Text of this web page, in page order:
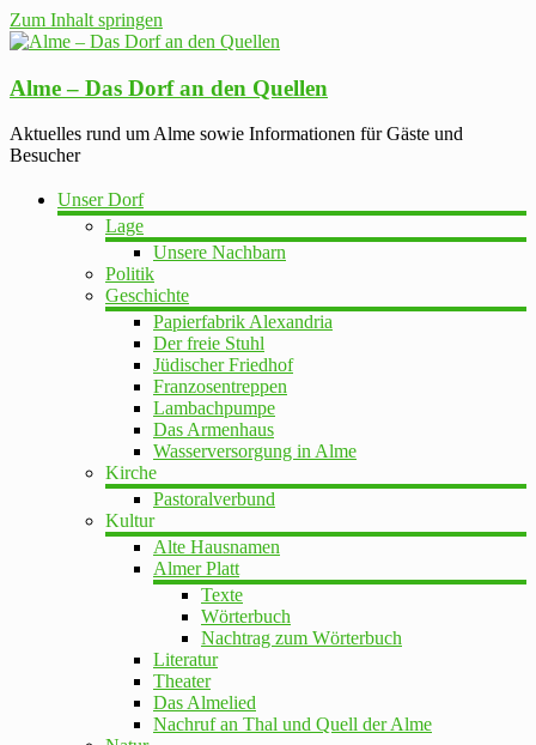
Zum Inhalt springen
Alme – Das Dorf an den Quellen
Aktuelles rund um Alme sowie Informationen für Gäste und
Besucher
Unser Dorf
Lage
Unsere Nachbarn
Politik
Geschichte
Papierfabrik Alexandria
Der freie Stuhl
Jüdischer Friedhof
Franzosentreppen
Lambachpumpe
Das Armenhaus
Wasserversorgung in Alme
Kirche
Pastoralverbund
Kultur
Alte Hausnamen
Almer Platt
Texte
Wörterbuch
Nachtrag zum Wörterbuch
Literatur
Theater
Das Almelied
Nachruf an Thal und Quell der Alme